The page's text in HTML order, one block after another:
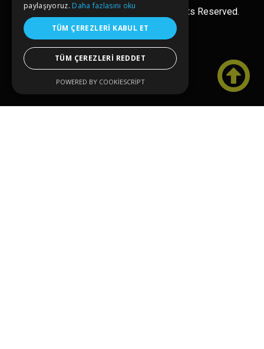

Ücretsiz Ekle
Copyright© 2026 kongreler.net All Rights Reserved.
paylaşıyoruz. Daha fazlasını oku
TÜM ÇEREZLERI KABUL ET
TÜM ÇEREZLERI REDDET
POWERED BY COOKIESCRIPT